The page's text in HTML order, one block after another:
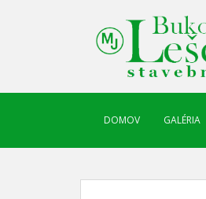
DOMOV GALÉRIA